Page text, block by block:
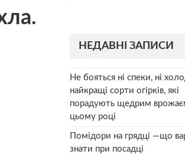
НЕДАВНІ ЗАПИСИ
Не бояться ні спеки, ні
найкращі сорти огірків, які
порадують щедрим
цьому році
Помідори на грядці —що
знати при посадці